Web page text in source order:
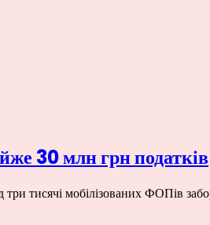
30 млн грн податків
три тисячі мобілізованих ФОПів